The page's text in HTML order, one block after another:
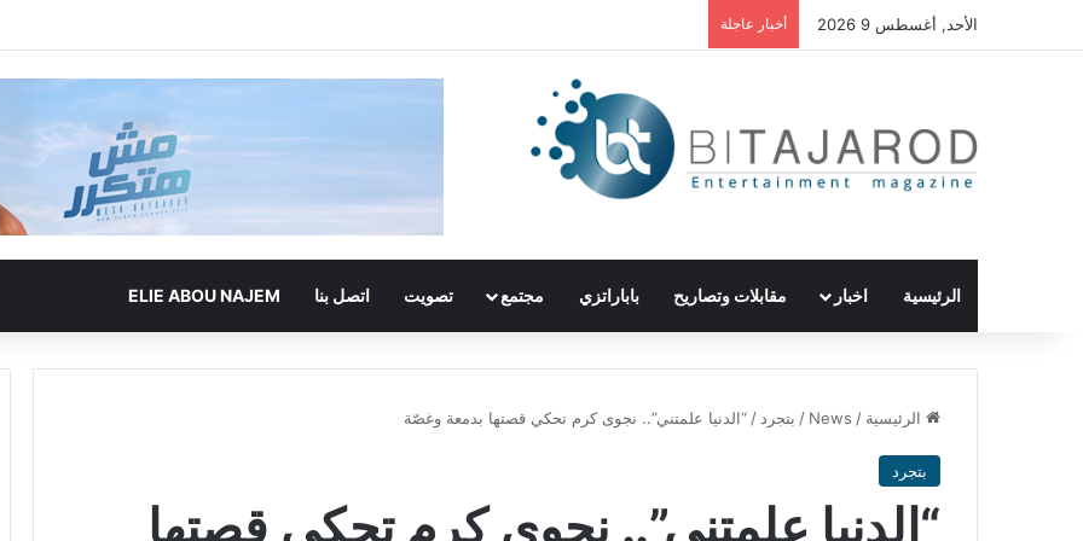
الأحد, أغسطس 9 2026 أخبار عاجلة
الرئيسية اخبار مقابلات وتصاريح باباراتزي مجتمع تصويت اتصل بنا ELIE ABOU NAJEM
الرئيسية /
News
/ بتجرد / “الدنيا علمتني”.. نجوى كرم تحكي قصتها بدمعة وغصّة
بتجرد
“الدنيا علمتني”.. نجوى كرم تحكي قصتها